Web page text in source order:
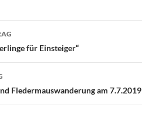
für Einsteiger“
Fledermauswanderung am 7.7.2019